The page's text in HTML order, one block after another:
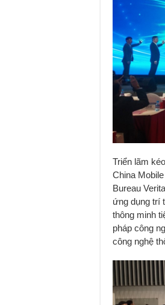
Triển lãm
China
Bureau
ứng dụng trí
thông minh
pháp công
công nghệ